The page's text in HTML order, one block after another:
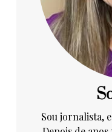
Sou jornalista,